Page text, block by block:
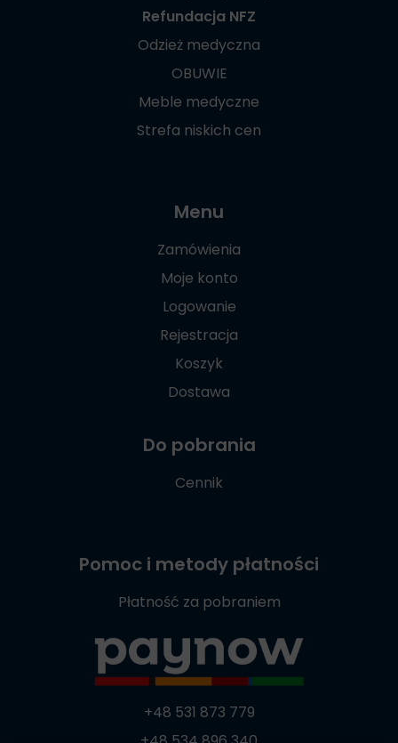
Refundacja NFZ
Odzież medyczna
OBUWIE
Meble medyczne
Strefa niskich cen
Menu
Zamówienia
Moje konto
Logowanie
Rejestracja
Koszyk
Dostawa
Do pobrania
Cennik
Pomoc i metody płatności
Płatność za pobraniem
+48 531 873 779